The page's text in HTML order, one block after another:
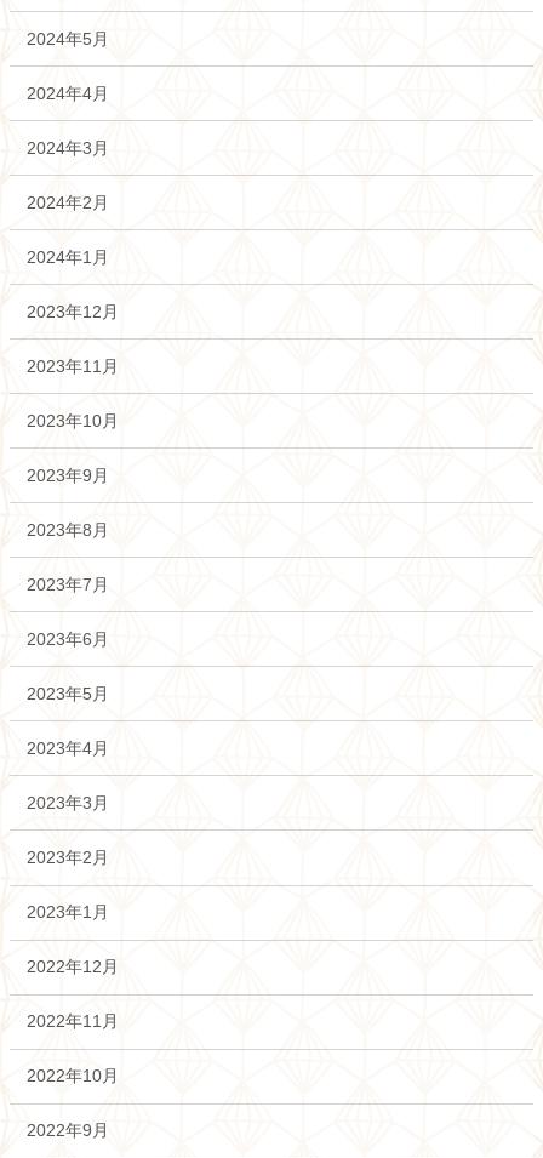
2024年5月
2024年4月
2024年3月
2024年2月
2024年1月
2023年12月
2023年11月
2023年10月
2023年9月
2023年8月
2023年7月
2023年6月
2023年5月
2023年4月
2023年3月
2023年2月
2023年1月
2022年12月
2022年11月
2022年10月
2022年9月